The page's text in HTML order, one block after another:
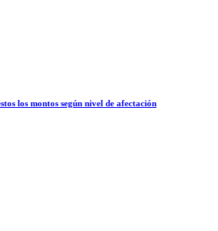
los montos según nivel de afectación